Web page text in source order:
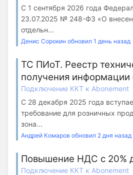
С 1 сентября 2026 года
23.07.2025 № 248-ФЗ «О
отдельн...
Денис Сорокин обновил 1 день назад
ТС ПИоТ. Реестр
получения информации
Подключение ККТ к Abonement
С 28 декабря 2025 года
требование для розничных
зона...
Андрей Комаров обновил 2 дня назад
Повышение НДС с 20%
Подключение ККТ к Abonement